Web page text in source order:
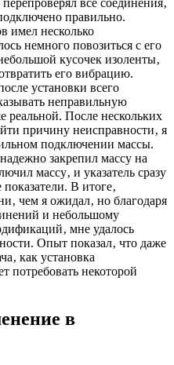
правильно.
имел несколько
немного повозиться с его
кусочек изоленты‚
его вибрацию.
установки всего
неправильную
реальной. После нескольких
причину неисправности‚ я
подключении массы.
закрепил массу на
массу‚ и указатель сразу
В итоге‚
чем я ожидал‚ но благодаря
и небольшому
мне удалось
Опыт показал‚ что даже
как установка
потребовать некоторой
в